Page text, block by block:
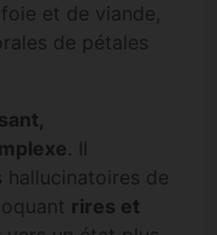
et de viande,
de pétales
. Il
de
rires et